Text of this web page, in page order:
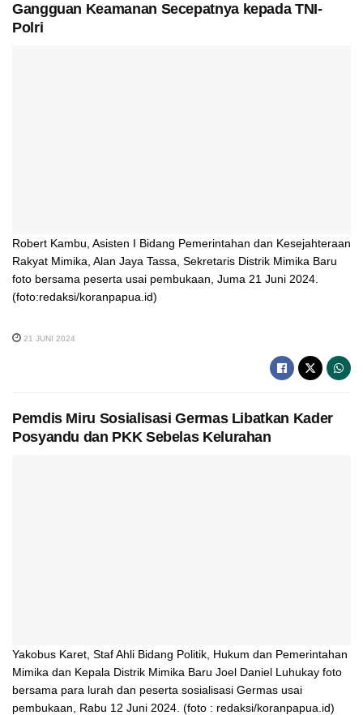
Gangguan Keamanan Secepatnya kepada TNI-
Polri
Robert Kambu, Asisten I Bidang Pemerintahan dan Kesejahteraan
Rakyat Mimika, Alan Jaya Tassa, Sekretaris Distrik Mimika Baru
foto bersama peserta usai pembukaan, Juma 21 Juni 2024.
(foto:redaksi/koranpapua.id)
21 JUNI 2024
Pemdis Miru Sosialisasi Germas Libatkan Kader
Posyandu dan PKK Sebelas Kelurahan
Yakobus Karet, Staf Ahli Bidang Politik, Hukum dan Pemerintahan
Mimika dan Kepala Distrik Mimika Baru Joel Daniel Luhukay foto
bersama para lurah dan peserta sosialisasi Germas usai
pembukaan, Rabu 12 Juni 2024. (foto : redaksi/koranpapua.id)